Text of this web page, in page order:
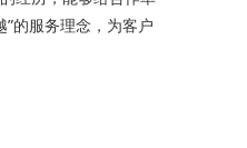
的服务理念，为客户